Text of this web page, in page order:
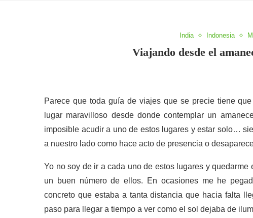
India Indonesia
Viajando desde el
Parece que toda guía de viajes que se precie tiene
lugar maravilloso desde donde contemplar un
imposible acudir a uno de estos lugares y estar solo…
a nuestro lado como hace acto de presencia o
Yo no soy de ir a cada uno de estos lugares y
un buen número de ellos. En ocasiones me he
concreto que estaba a tanta distancia que hacia falta
paso para llegar a tiempo a ver como el sol dejaba de